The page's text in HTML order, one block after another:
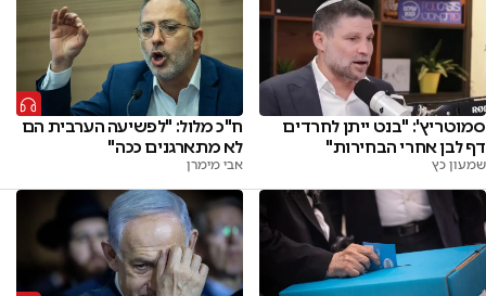
סמוטריץ': "בנט ייתן לחרדים
דף לבן אחרי הבחירות"
שמעון כץ
ח"כ מלול: "לפשיעה הערבית הם
לא מתארגנים ככה"
אבי מימרן